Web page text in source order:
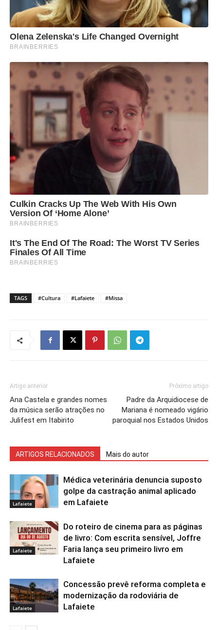
TAGS #Cultura #Lafaiete #Missa
Artigo anterior
Ana Castela e grandes nomes
da música serão atrações no
Julifest em Itabirito
Próximo artigo
Padre da Arquidiocese de
Mariana é nomeado vigário
paroquial nos Estados Unidos
ARTIGOS RELACIONADOS Mais do autor
Lafaiete
Médica veterinária denuncia suposto
golpe da castração animal aplicado
em Lafaiete
Lafaiete
Do roteiro de cinema para as páginas
de livro: Com escrita sensível, Joffre
Faria lança seu primeiro livro em
Lafaiete
Lafaiete
Concessão prevê reforma completa e
modernização da rodoviária de
Lafaiete